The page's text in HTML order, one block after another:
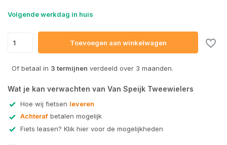
Volgende werkdag in huis
Toevoegen aan winkelwagen
Of betaal in 3 termijnen verdeeld over 3 maanden.
Wat je kan verwachten van Van Speijk Tweewielers
Hoe wij fietsen leveren
Achteraf betalen mogelijk
Fiets leasen? Klik hier voor de mogelijkheden